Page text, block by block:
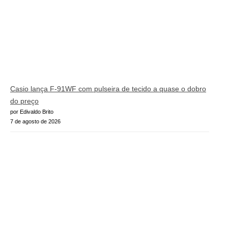
Casio lança F-91WF com pulseira de tecido a quase o dobro
do preço
por Edivaldo Brito
7 de agosto de 2026